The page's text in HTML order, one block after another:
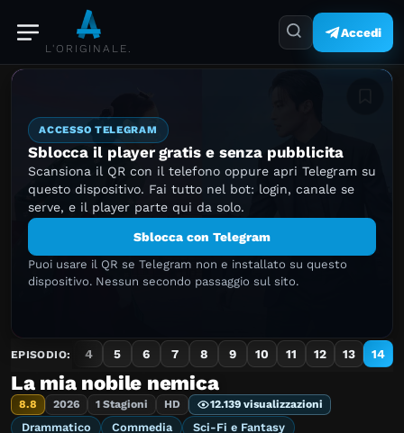
L'ORIGINALE.
Accedi
ACCESSO TELEGRAM
Sblocca il player gratis e senza pubblicita
Scansiona il QR con il telefono oppure apri Telegram su
questo dispositivo. Fai tutto nel bot: login, canale se
serve, e il player parte qui da solo.
Sblocca con Telegram
Puoi usare il QR se Telegram non e installato su questo
dispositivo. Nessun secondo passaggio sul sito.
EPISODIO:
2 3 4 5 6 7 8 9 10 11 12 13 14
La mia nobile nemica
8.8 2026 1 Stagioni HD 12.139 visualizzazioni
Drammatico Commedia Sci-Fi e Fantasy